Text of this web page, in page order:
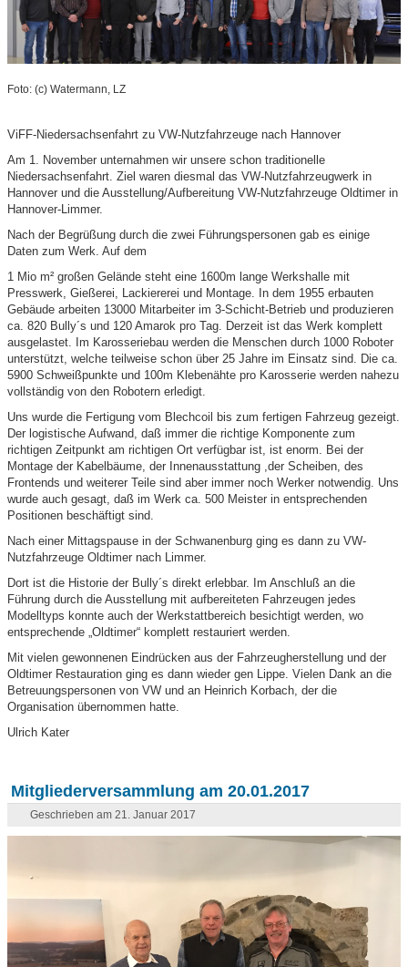
Foto: (c) Watermann, LZ
ViFF-Niedersachsenfahrt zu VW-Nutzfahrzeuge nach Hannover
Am 1. November unternahmen wir unsere schon traditionelle
Niedersachsenfahrt. Ziel waren diesmal das VW-Nutzfahrzeugwerk in
Hannover und die Ausstellung/Aufbereitung VW-Nutzfahrzeuge Oldtimer in
Hannover-Limmer.
Nach der Begrüßung durch die zwei Führungspersonen gab es einige
Daten zum Werk. Auf dem
1 Mio m² großen Gelände steht eine 1600m lange Werkshalle mit
Presswerk, Gießerei, Lackiererei und Montage. In dem 1955 erbauten
Gebäude arbeiten 13000 Mitarbeiter im 3-Schicht-Betrieb und produzieren
ca. 820 Bully´s und 120 Amarok pro Tag. Derzeit ist das Werk komplett
ausgelastet. Im Karosseriebau werden die Menschen durch 1000 Roboter
unterstützt, welche teilweise schon über 25 Jahre im Einsatz sind. Die ca.
5900 Schweißpunkte und 100m Klebenähte pro Karosserie werden nahezu
vollständig von den Robotern erledigt.
Uns wurde die Fertigung vom Blechcoil bis zum fertigen Fahrzeug gezeigt.
Der logistische Aufwand, daß immer die richtige Komponente zum
richtigen Zeitpunkt am richtigen Ort verfügbar ist, ist enorm. Bei der
Montage der Kabelbäume, der Innenausstattung ,der Scheiben, des
Frontends und weiterer Teile sind aber immer noch Werker notwendig. Uns
wurde auch gesagt, daß im Werk ca. 500 Meister in entsprechenden
Positionen beschäftigt sind.
Nach einer Mittagspause in der Schwanenburg ging es dann zu VW-
Nutzfahrzeuge Oldtimer nach Limmer.
Dort ist die Historie der Bully´s direkt erlebbar. Im Anschluß an die
Führung durch die Ausstellung mit aufbereiteten Fahrzeugen jedes
Modelltyps konnte auch der Werkstattbereich besichtigt werden, wo
entsprechende „Oldtimer“ komplett restauriert werden.
Mit vielen gewonnenen Eindrücken aus der Fahrzeugherstellung und der
Oldtimer Restauration ging es dann wieder gen Lippe. Vielen Dank an die
Betreuungspersonen von VW und an Heinrich Korbach, der die
Organisation übernommen hatte.
Ulrich Kater
Mitgliederversammlung am 20.01.2017
Geschrieben am 21. Januar 2017